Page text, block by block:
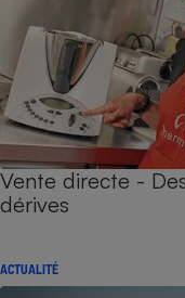
Vente directe -
dérives
ACTUALITÉ